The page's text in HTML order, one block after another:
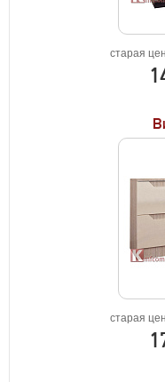
старая
старая